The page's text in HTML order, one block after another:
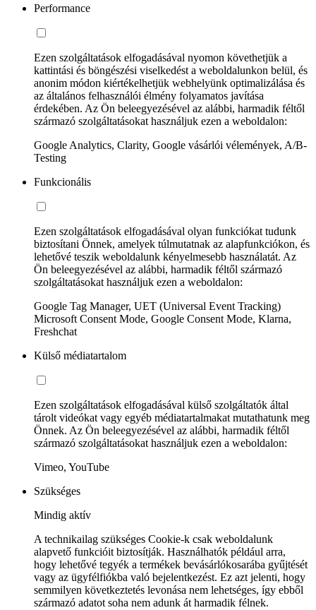
Performance
Ezen szolgáltatások elfogadásával nyomon követhetjük a
kattintási és böngészési viselkedést a weboldalunkon belül, és
anonim módon kiértékelhetjük webhelyünk optimalizálása és
az általános felhasználói élmény folyamatos javítása
érdekében. Az Ön beleegyezésével az alábbi, harmadik féltől
származó szolgáltatásokat használjuk ezen a weboldalon:
Google Analytics, Clarity, Google vásárlói vélemények, A/B-
Testing
Funkcionális
Ezen szolgáltatások elfogadásával olyan funkciókat tudunk
biztosítani Önnek, amelyek túlmutatnak az alapfunkciókon, és
lehetővé teszik weboldalunk kényelmesebb használatát. Az
Ön beleegyezésével az alábbi, harmadik féltől származó
szolgáltatásokat használjuk ezen a weboldalon:
Google Tag Manager, UET (Universal Event Tracking)
Microsoft Consent Mode, Google Consent Mode, Klarna,
Freshchat
Külső médiatartalom
Ezen szolgáltatások elfogadásával külső szolgáltatók által
tárolt videókat vagy egyéb médiatartalmakat mutathatunk meg
Önnek. Az Ön beleegyezésével az alábbi, harmadik féltől
származó szolgáltatásokat használjuk ezen a weboldalon:
Vimeo, YouTube
Szükséges
Mindig aktív
A technikailag szükséges Cookie-k csak weboldalunk
alapvető funkcióit biztosítják. Használhatók például arra,
hogy lehetővé tegyék a termékek bevásárlókosarába gyűjtését
vagy az ügyfélfiókba való bejelentkezést. Ez azt jelenti, hogy
semmilyen következtetés levonása nem lehetséges, így ebből
származó adatot soha nem adunk át harmadik félnek.